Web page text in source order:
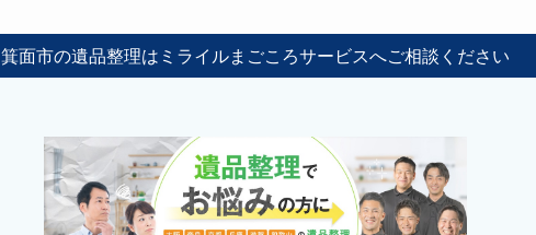
箕面市の遺品整理はミライルまごころサービスへご相談ください